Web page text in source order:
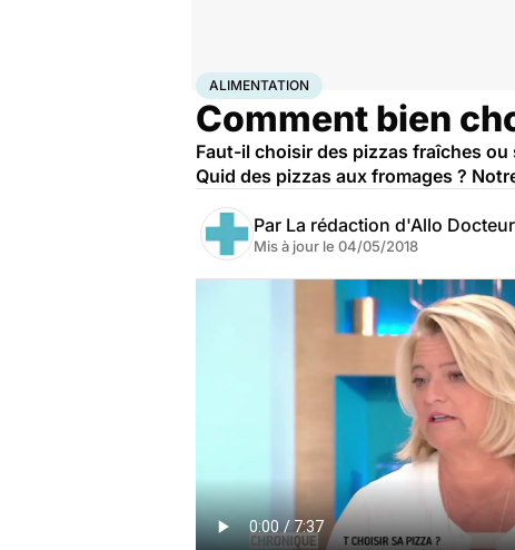
AccueilBien-êtreNutrition
ALIMENTATION
Comment bien
Faut-il choisir des pizzas fraîches ou
Quid des pizzas aux fromages ?
Par La rédaction d'Allo
Mis à jour le 04/05/2018